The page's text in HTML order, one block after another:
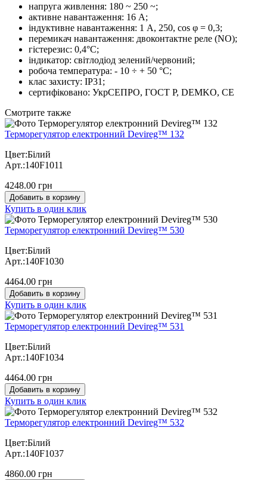
напруга живлення: 180 ~ 250 ~;
активне навантаження: 16 А;
індуктивне навантаження: 1 А, 250, cos φ = 0,3;
перемикач навантаження: двоконтактне реле (NO);
гістерезис: 0,4°С;
індикатор: світлодіод зелений/червоний;
робоча температура: - 10 ÷ + 50 °С;
клас захисту: IP31;
сертифіковано: УкрСЕПРО, ГОСТ Р, DEMKO, CE
Cмотрите также
Терморегулятор електронний Devireg™ 132
Цвет:Білий
Арт.:140F1011
4248.00 грн
Добавить в корзину
Купить в один клик
Терморегулятор електронний Devireg™ 530
Цвет:Білий
Арт.:140F1030
4464.00 грн
Добавить в корзину
Купить в один клик
Терморегулятор електронний Devireg™ 531
Цвет:Білий
Арт.:140F1034
4464.00 грн
Добавить в корзину
Купить в один клик
Терморегулятор електронний Devireg™ 532
Цвет:Білий
Арт.:140F1037
4860.00 грн